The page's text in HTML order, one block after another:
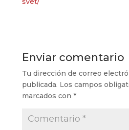
Enviar comentario
Tu dirección de correo
publicada. Los campos
marcados con *